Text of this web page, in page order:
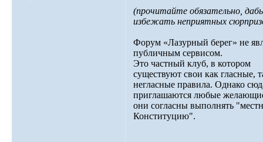
(прочитайте обязательно,
избежать неприятных
Форум «Лазурный берег» не
публичным сервисом.
Это частный клуб, в котором
существуют свои как гласные,
негласные правила. Однако
приглашаются любые
они согласны выполнять
Конституцию".